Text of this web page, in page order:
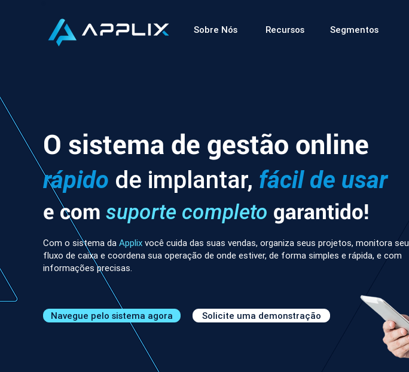
Sobre Nós Recursos Segmentos
Com o sistema da Applix você cuida das suas vendas, organiza seus projetos, monitora seu
fluxo de caixa e coordena sua operação de onde estiver, de forma simples e rápida, e com
informações precisas.
Navegue pelo sistema agora Solicite uma demonstração
O sistema de gestão online
rápido de implantar, fácil de usar
e com suporte completo garantido!